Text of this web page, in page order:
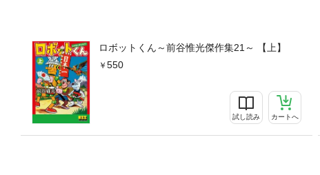
ロボットくん～前谷惟光傑作集21～ 【上】
550
試し読み カートへ